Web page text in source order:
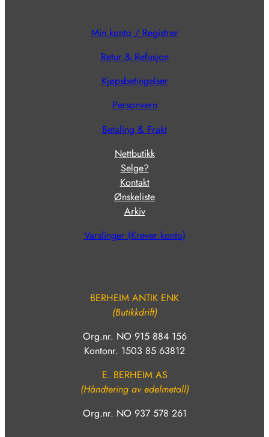
Min konto / Registrer
Retur & Refusjon
Kjøpsbetingelser
Personvern
Betaling & Frakt
Nettbutikk
Selge?
Kontakt
Ønskeliste
Arkiv
Varslinger (Krever konto)
BERHEIM ANTIK ENK
(Butikkdrift)
Org.nr. NO 915 884 156
Kontonr. 1503 85 63812
E. BERHEIM AS
(Håndtering av edelmetall)
Org.nr. NO 937 578 261